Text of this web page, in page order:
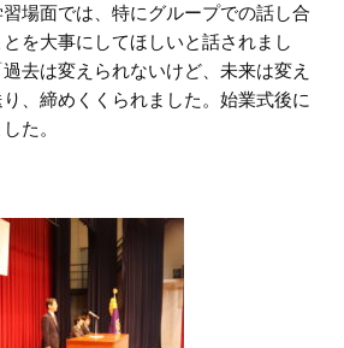
場面では、特にグループでの話し合
を大事にしてほしいと話されまし
去は変えられないけど、未来は変え
、締めくくられました。始業式後に
た。